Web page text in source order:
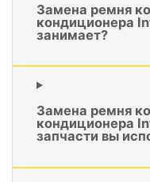
Замена ремня
кондиционера
занимает?
Замена ремня
кондиционера
запчасти вы